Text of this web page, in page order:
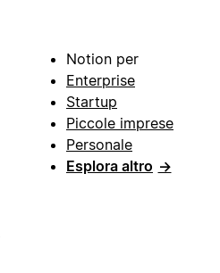
Notion per
Enterprise
Startup
Piccole imprese
Personale
Esplora altro →